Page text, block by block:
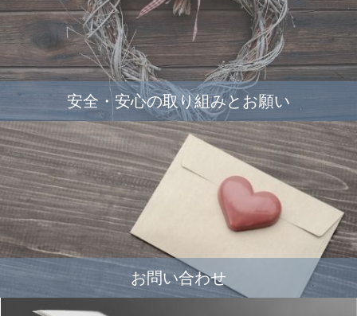
安全・安心の取り組みとお願い
お問い合わせ